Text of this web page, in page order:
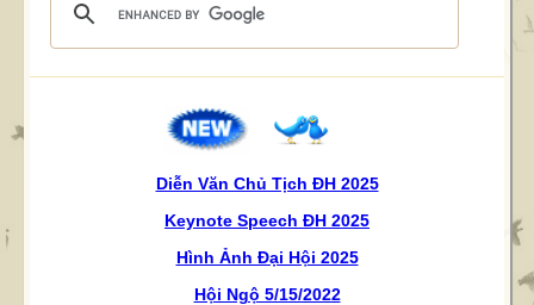
Diễn Văn Chủ Tịch ĐH 2025
Keynote Speech ĐH 2025
Hình Ảnh Đại Hội 2025
Hội Ngộ 5/15/2022